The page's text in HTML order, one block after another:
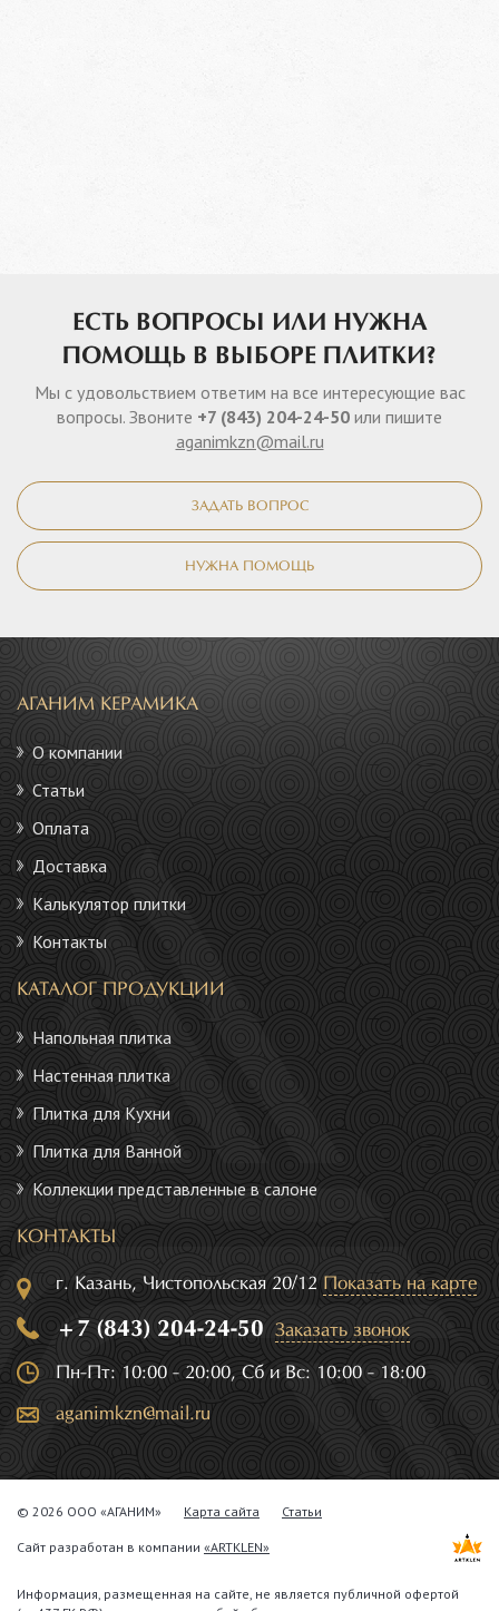
ЕСТЬ ВОПРОСЫ ИЛИ НУЖНА
ПОМОЩЬ В ВЫБОРЕ ПЛИТКИ?
Мы с удовольствием ответим на все интересующие вас
вопросы. Звоните +7 (843) 204-24-50 или пишите
aganimkzn@mail.ru
ЗАДАТЬ ВОПРОС
НУЖНА ПОМОЩЬ
АГАНИМ КЕРАМИКА
О компании
Статьи
Оплата
Доставка
Калькулятор плитки
Контакты
КАТАЛОГ ПРОДУКЦИИ
Напольная плитка
Настенная плитка
Плитка для Кухни
Плитка для Ванной
Коллекции представленные в салоне
КОНТАКТЫ
г. Казань, Чистопольская 20/12 Показать на карте
+7 (843) 204-24-50 Заказать звонок
Пн-Пт: 10:00 - 20:00, Сб и Вс: 10:00 - 18:00
aganimkzn@mail.ru
© 2026 ООО «АГАНИМ» Карта сайта Статьи
Сайт разработан в компании «ARTKLEN»
Информация, размещенная на сайте, не является публичной офертой